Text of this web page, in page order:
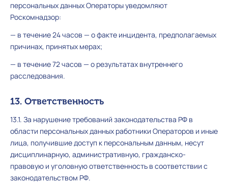
персональных данных Операторы уведомляют
Роскомнадзор:
— в течение 24 часов — о факте инцидента, предполагаемых
причинах, принятых мерах;
— в течение 72 часов — о результатах внутреннего
расследования.
13. Ответственность
13.1. За нарушение требований законодательства РФ в
области персональных данных работники Операторов и иные
лица, получившие доступ к персональным данным, несут
дисциплинарную, административную, гражданско-
правовую и уголовную ответственность в соответствии с
законодательством РФ.